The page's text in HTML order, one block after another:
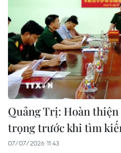
Quảng Trị: Hoàn
trọng trước khi tìm
07/07/2026 11:43